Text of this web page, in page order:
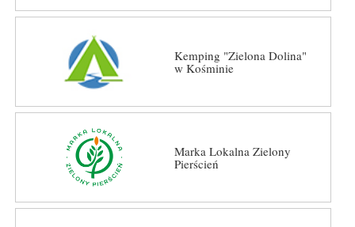
Kemping "Zielona Dolina"
w Kośminie
Marka Lokalna Zielony
Pierścień